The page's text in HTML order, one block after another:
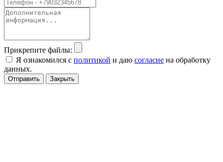
Прикрепите файлы:
Я ознакомился с политикой и даю согласие на обработку
данных.
Отправить Закрыть